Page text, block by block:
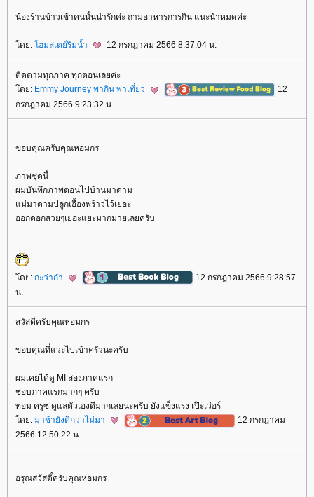
น้องร้านข้าวเช้าคนนั้นน่ารักค่ะ ถามอาหารการกิน แนะนำหมดค่ะ
ดย: ฮมสเตย์ริมน้ำ 12 กรกฎาคม 2566 8:37:04 น.
ติดตามทุกภาค ทุกตอนเลยค่ะ
ดย: Emmy Journey พากิน พาเที่ยว
12
กรกฎาคม 2566 9:23:32 น.
ขอบคุณครับคุณหอมกร
ภาพชุดนี้
ผมบันทึกภาพตอนไปบ้านมาดาม
ม่มาดามปลูกเอื้องพร้าวไว้เยอะ
ออกดอกสวยๆเยอะแยะมากมายเลยครับ
ดย: กะว่าก๋า
12 กรกฎาคม 2566 9:28:57
น.
สวัสดีครับคุณหอมกร
ขอบคุณที่แวะไปเข้าครัวนะครับ
ผมเคยได้ดู MI สองภาคแรก
ชอบภาคแรกมากๆ ครับ
ทอม ครูซ ดูแลตัวเองดีมากเลยนะครับ ยังแข็งแรง เป๊ะเว่อร์
ดย: มาช้ายังดีกว่าไม่มา
12 กรกฎาคม
2566 12:50:22 น.
อรุณสวัสดิ์ครับคุณหอมกร